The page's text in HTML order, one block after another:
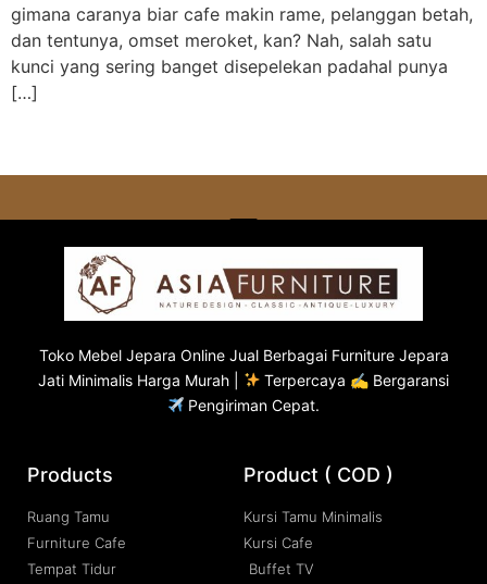
gimana caranya biar cafe makin rame, pelanggan betah,
dan tentunya, omset meroket, kan? Nah, salah satu
kunci yang sering banget disepelekan padahal punya
[…]
Toko Mebel Jepara Online Jual Berbagai Furniture Jepara
Jati Minimalis Harga Murah |
Terpercaya ✍ Bergaransi
Pengiriman Cepat.
Products
Ruang Tamu
Furniture Cafe
Tempat Tidur
Product ( COD )
Kursi Tamu Minimalis
Kursi Cafe
Buffet TV